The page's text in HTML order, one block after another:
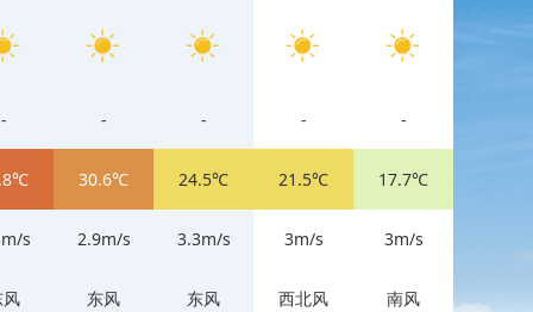
-
s
风
-
30.6℃
2.9m/s
东风
-
24.5℃
3.3m/s
东风
-
21.5℃
3m/s
西北风
-
17.7℃
3m/s
南风